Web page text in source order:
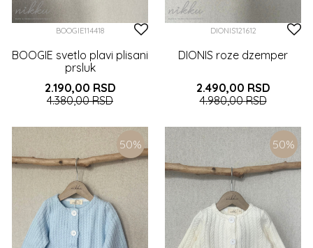
BOOGIE114418
BOOGIE svetlo plavi plisani
prsluk
2.190,00 RSD
4.380,00RSD
2 (92CM) 3 (98CM) 4 (104CM)
7 (122CM)
8 (128CM)
DODAJTE U KORPU
DIONIS121612
DIONIS roze dzemper
2.490,00 RSD
4.980,00RSD
0-3 (62CM) 3-6 (68CM)
9-12 (80CM)
12-18 (86CM) 2 (92CM) 3 (98CM)
5 (110CM) 6 (116CM) 7 (122CM)
DODAJTE U KORPU
50% 50%